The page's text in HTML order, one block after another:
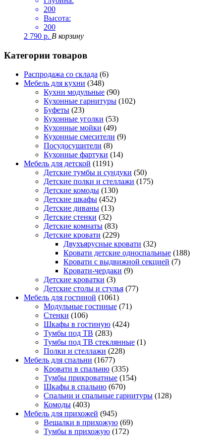
200
Высота:
200
2 790 р. В корзину
Категории товаров
Распродажа со склада (6)
Мебель для кухни (348)
Кухни модульные (90)
Кухонные гарнитуры (102)
Буфеты (23)
Кухонные уголки (53)
Кухонные мойки (49)
Кухонные смесители (9)
Посудосушители (8)
Кухонные фартуки (14)
Мебель для детской (1191)
Детские тумбы и сундуки (50)
Детские полки и стеллажи (175)
Детские комоды (130)
Детские шкафы (452)
Детские диваны (13)
Детские стенки (32)
Детские комнаты (83)
Детские кровати (229)
Двухъярусные кровати (32)
Кровати детские односпальные (188)
Кровати с выдвижной секцией (7)
Кровати-чердаки (9)
Детские кроватки (3)
Детские столы и стулья (77)
Мебель для гостиной (1061)
Модульные гостиные (71)
Стенки (106)
Шкафы в гостиную (424)
Тумбы под ТВ (283)
Тумбы под ТВ стеклянные (1)
Полки и стеллажи (228)
Мебель для спальни (1677)
Кровати в спальню (335)
Тумбы прикроватные (154)
Шкафы в спальню (670)
Спальни и спальные гарнитуры (128)
Комоды (403)
Мебель для прихожей (945)
Вешалки в прихожую (69)
Тумбы в прихожую (172)